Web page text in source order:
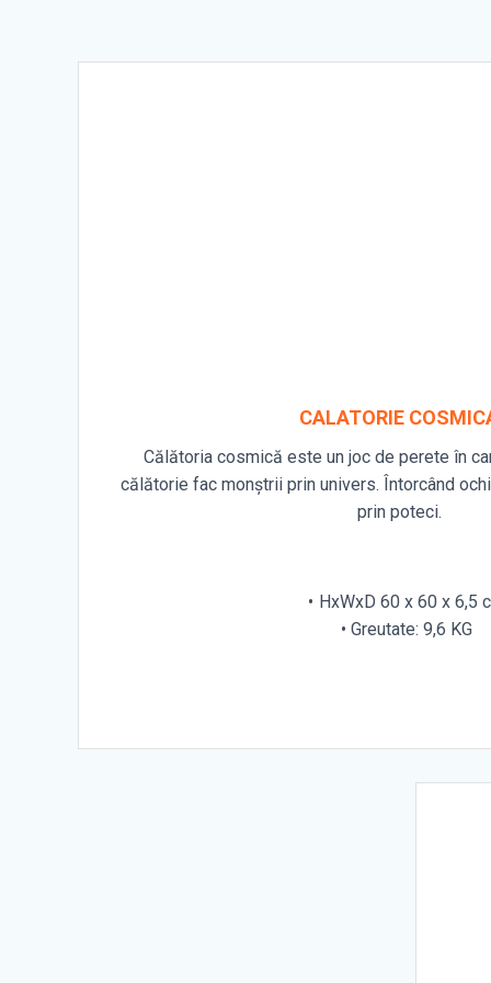
CALATORIE
Călătoria cosmică este un joc de perete în
călătorie fac monștrii prin univers. Întorcând
prin poteci.
HxWxD 60 x 60 x 6,5
Greutate: 9,6 KG